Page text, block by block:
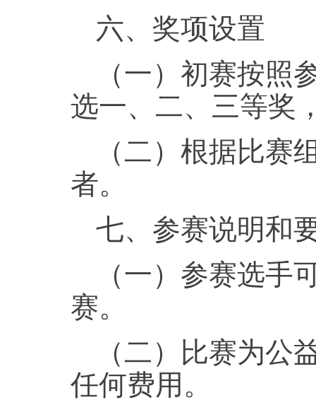
六、奖项设置
（一）初赛按照
选一、二、三等奖
（二）根据比赛
者。
七、参赛说明和
（一）参赛选手
赛。
（二）比赛为公
任何费用。